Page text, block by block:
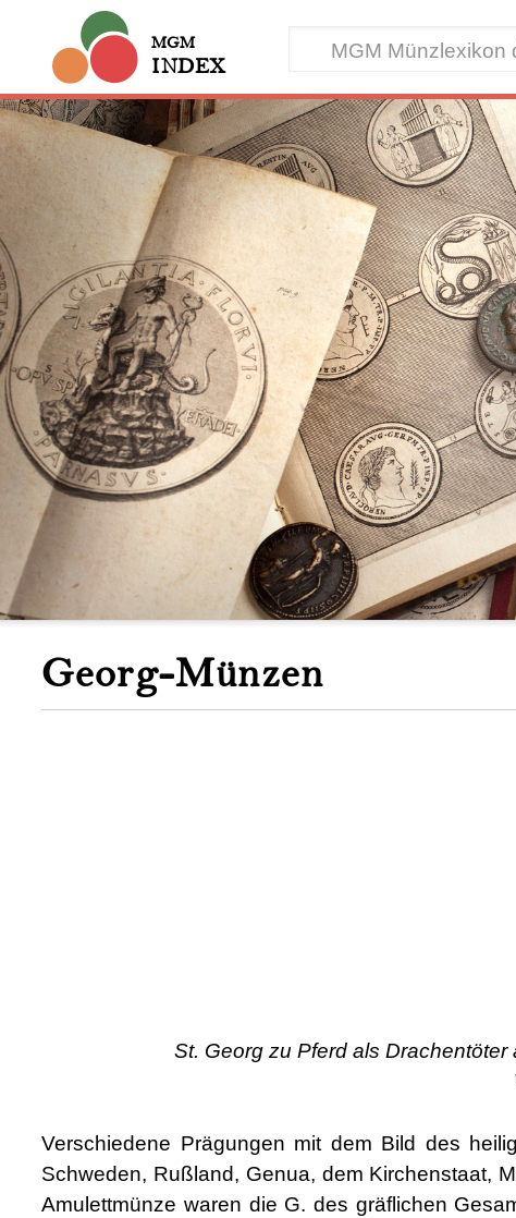
MGM
INDEX
Georg-Münzen
St. Georg zu Pferd als Drachentöter
Verschiedene Prägungen mit dem Bild des
Schweden, Rußland, Genua, dem Kirchenstaat,
Amulettmünze waren die G. des gräflichen